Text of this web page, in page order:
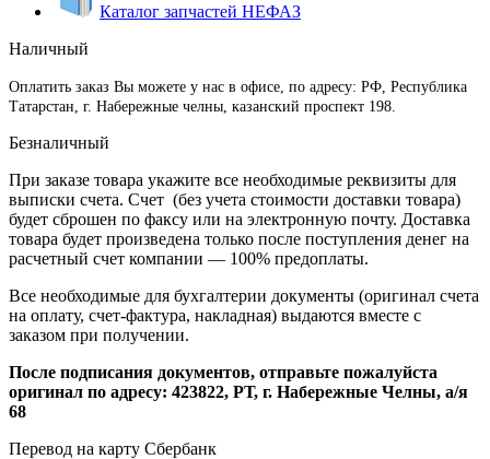
Каталог запчастей НЕФАЗ
Наличный
Оплатить заказ Вы можете у нас в офисе, по адресу: РФ, Республика
Татарстан, г. Набережные челны, казанский проспект 198.
Безналичный
При заказе товара укажите все необходимые реквизиты для
выписки счета. Счет (без учета стоимости доставки товара)
будет сброшен по факсу или на электронную почту. Доставка
товара будет произведена только после поступления денег на
расчетный счет компании — 100% предоплаты.
Все необходимые для бухгалтерии документы (оригинал счета
на оплату, счет-фактура, накладная) выдаются вместе с
заказом при получении.
После подписания документов, отправьте пожалуйста
оригинал по адресу: 423822, РТ, г. Набережные Челны, а/я
68
Перевод на карту Сбербанк